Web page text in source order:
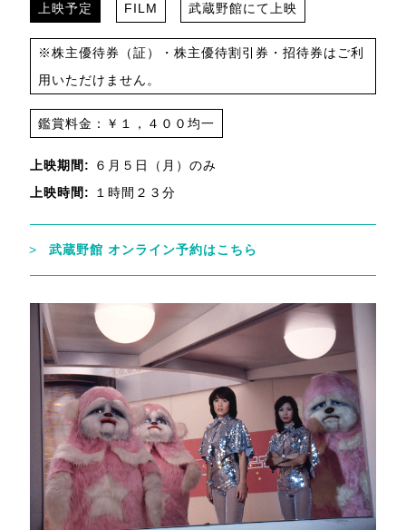
上映予定 FILM 武蔵野館にて上映
※株主優待券（証）・株主優待割引券・招待券はご利
用いただけません。
鑑賞料金：￥１，４００均一
上映期間:
６月５日（月）のみ
上映時間:
１時間２３分
武蔵野館 オンライン予約はこちら